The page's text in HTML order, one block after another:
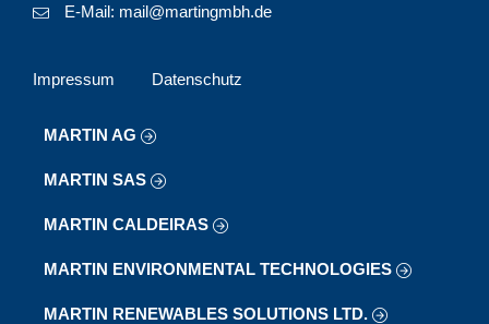
E-Mail: mail@martingmbh.de
Impressum Datenschutz
MARTIN AG
MARTIN SAS
MARTIN CALDEIRAS
MARTIN ENVIRONMENTAL TECHNOLOGIES
MARTIN RENEWABLES SOLUTIONS LTD.